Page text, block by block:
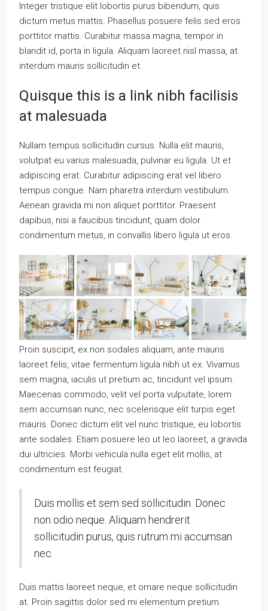
Integer tristique elit lobortis purus bibendum, quis
dictum metus mattis. Phasellus posuere felis sed eros
porttitor mattis. Curabitur massa magna, tempor in
blandit id, porta in ligula. Aliquam laoreet nisl massa, at
interdum mauris sollicitudin et.
Quisque this is a link nibh facilisis
at malesuada
Nullam tempus sollicitudin cursus. Nulla elit mauris,
volutpat eu varius malesuada, pulvinar eu ligula. Ut et
adipiscing erat. Curabitur adipiscing erat vel libero
tempus congue. Nam pharetra interdum vestibulum.
Aenean gravida mi non aliquet porttitor. Praesent
dapibus, nisi a faucibus tincidunt, quam dolor
condimentum metus, in convallis libero ligula ut eros.
Proin suscipit, ex non sodales aliquam, ante mauris
laoreet felis, vitae fermentum ligula nibh ut ex. Vivamus
sem magna, iaculis ut pretium ac, tincidunt vel ipsum.
Maecenas commodo, velit vel porta vulputate, lorem
sem accumsan nunc, nec scelerisque elit turpis eget
mauris. Donec dictum elit vel nunc tristique, eu lobortis
ante sodales. Etiam posuere leo ut leo laoreet, a gravida
dui ultricies. Morbi vehicula nulla eget elit mollis, at
condimentum est feugiat.
Duis mollis et sem sed sollicitudin. Donec
non odio neque. Aliquam hendrerit
sollicitudin purus, quis rutrum mi accumsan
nec.
Duis mattis laoreet neque, et ornare neque sollicitudin
at. Proin sagittis dolor sed mi elementum pretium.